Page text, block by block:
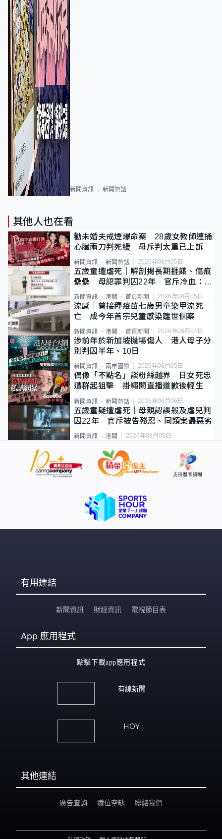
新聞資訊 新聞熱話
其他人也在看
勸未婚夫戒煙爆命案 28歲女教師連捅
心臟兩刀判死緩 母斥判太重已上訴
新聞資訊 新聞熱話 2026年08月05日
五歲童遭虐死｜解剖揭長期捱餓、傷痕
纍纍 母認罪判囚22年 官斥冷血：同
類案最惡劣
新聞資訊 港聞 首頁新聞 2026年08月05日
流感｜曾接種疫苗七歲男童染甲流死
亡 成今年首宗兒童感染離世個案
新聞資訊 港聞 首頁新聞 2026年08月04日
涉前年於新加坡機場傷人 港人母子分
別判囚半年、10日
新聞資訊 兩岸國際 2026年08月05日
偶像「不點名」談粉絲越界 日女死忠
遭群起狙擊 掛繩開直播道歉後輕生
新聞資訊 新聞熱話 2026年08月06日
五歲童疑遭虐死｜母親認誤殺及虐兒判
囚22年 官斥被告殘忍、同類案最惡劣
新聞資訊 港聞 2026年08月05日
有用連結
新聞資訊 財經資訊 電視節目表
App 應用程式
點擊下載app應用程式
有線新聞
HOY
其他連結
廣告查詢 職位空缺 聯絡我們